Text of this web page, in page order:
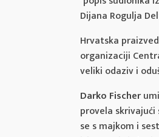
Dijana Rogulja
Hrvatska
organizaciji
veliki odaziv i
Darko Fischer
provela
se s majkom i